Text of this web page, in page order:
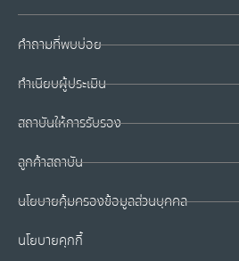
คำถามที่พบบ่อย
ทำเนียบผู้ประเมิน
สถาบันให้การรับรอง
ลูกค้าสถาบัน
นโยบายคุ้มครองข้อมูลส่วนบุคคล
นโยบายคุกกี้